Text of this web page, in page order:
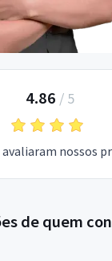
4.86 / 5
nossos
de quem